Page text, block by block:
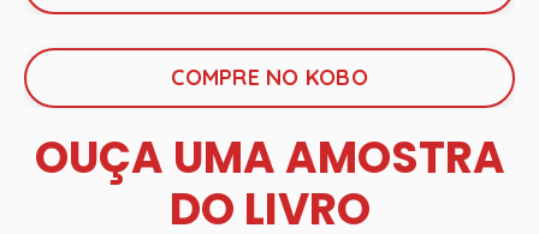
COMPRE NO KOBO
OUÇA UMA AMOSTRA
DO LIVRO